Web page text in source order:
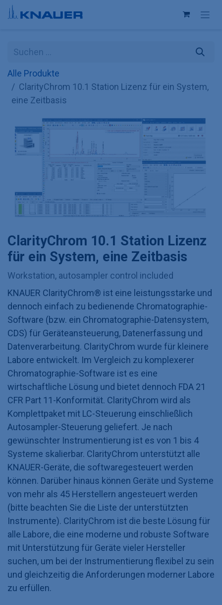
Zum Inhalt springen
Alle Produkte
ClarityChrom 10.1 Station Lizenz für ein System,
eine Zeitbasis
ClarityChrom 10.1 Station Lizenz
für ein System, eine Zeitbasis
Workstation, autosampler control included
KNAUER ClarityChrom® ist eine leistungsstarke und
dennoch einfach zu bedienende Chromatographie-
Software (bzw. ein Chromatographie-Datensystem,
CDS) für Geräteansteuerung, Datenerfassung und
Datenverarbeitung. ClarityChrom wurde für kleinere
Labore entwickelt. Im Vergleich zu komplexerer
Chromatographie-Software ist es eine
wirtschaftliche Lösung und bietet dennoch FDA 21
CFR Part 11-Konformität. ClarityChrom wird als
Komplettpaket mit LC-Steuerung einschließlich
Autosampler-Steuerung geliefert. Je nach
gewünschter Instrumentierung ist es von 1 bis 4
Systeme skalierbar. ClarityChrom unterstützt alle
KNAUER-Geräte, die softwaregesteuert werden
können. Darüber hinaus können Geräte und Systeme
von mehr als 45 Herstellern angesteuert werden
(bitte beachten Sie die Liste der unterstützten
Instrumente). ClarityChrom ist die beste Lösung für
alle Labore, die eine moderne und robuste Software
mit Unterstützung für Geräte vieler Hersteller
suchen, um bei der Instrumentierung flexibel zu sein
und gleichzeitig die Anforderungen moderner Labore
zu erfüllen.